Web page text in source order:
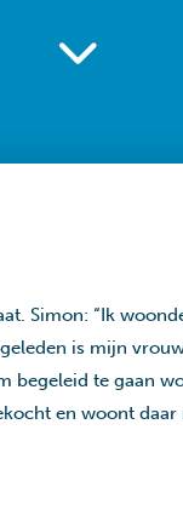
Simon: “Ik
is mijn
begeleid te gaan
en woont daar